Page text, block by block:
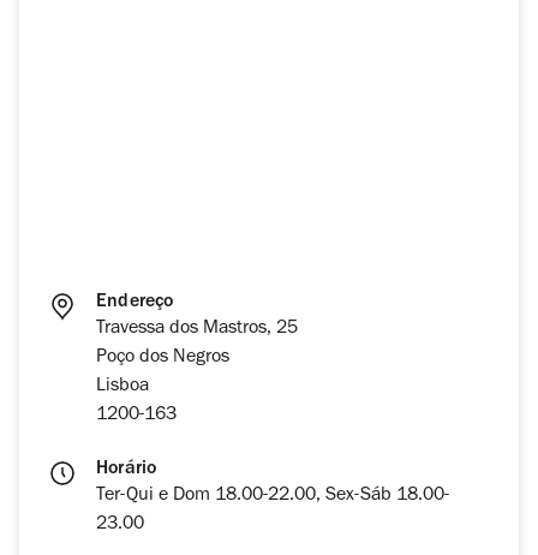
Endereço
Travessa dos Mastros, 25
Poço dos Negros
Lisboa
1200-163
Horário
Ter-Qui e Dom 18.00-22.00, Sex-Sáb 18.00-
23.00